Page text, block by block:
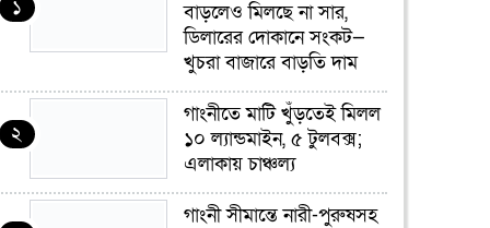
১
বাড়লেও মিলছে না সার,
ডিলারের দোকানে সংকট—
খুচরা বাজারে বাড়তি দাম
২
গাংনীতে মাটি খুঁড়তেই মিলল
১০ ল্যান্ডমাইন, ৫ টুলবক্স;
এলাকায় চাঞ্চল্য
গাংনী সীমান্তে নারী-পুরুষসহ